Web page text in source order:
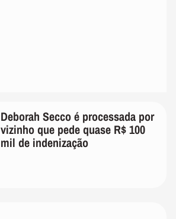
Deborah Secco é processada por
vizinho que pede quase R$ 100
mil de indenização